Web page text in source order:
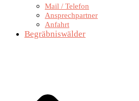
Mail / Telefon
Ansprechpartner
Anfahrt
Begräbniswälder